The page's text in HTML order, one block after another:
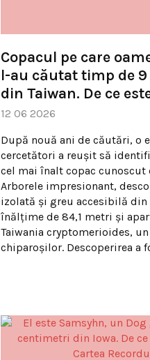
Copacul pe care
l-au căutat timp de
din Taiwan. De ce
12 06 2026
După nouă ani de căutări, o
cercetători a reușit să
cel mai înalt copac cunoscut
Arborele impresionant,
izolată și greu accesibilă din
înălțime de 84,1 metri și
Taiwania cryptomerioides,
chiparoșilor. Descoperirea a